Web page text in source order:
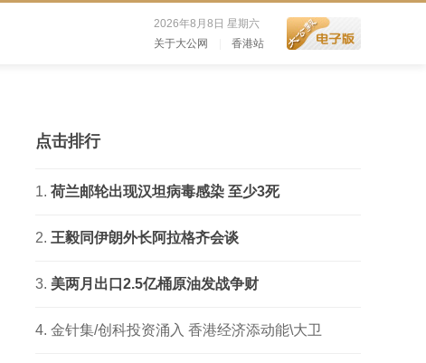
2026年8月8日 星期六
关于大公网
香港站
点击排行
荷兰邮轮出现汉坦病毒感染 至少3死
王毅同伊朗外长阿拉格齐会谈
美两月出口2.5亿桶原油发战争财
金针集/创科投资涌入 香港经济添动能\大卫